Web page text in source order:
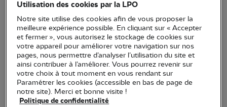
Pluviers argentés © Yannick Le Sausse
Utilisation des cookies par la LPO
Notre site utilise des cookies afin de vous proposer la
meilleure expérience possible. En cliquant sur « Accepter
et fermer », vous autorisez le stockage de cookies sur
votre appareil pour améliorer votre navigation sur nos
pages, nous permettre d’analyser l’utilisation du site et
ainsi contribuer à l’améliorer. Vous pourrez revenir sur
votre choix à tout moment en vous rendant sur
Paramétrer les cookies (accessible en bas de page de
notre site). Merci et bonne visite !
Politique de confidentialité